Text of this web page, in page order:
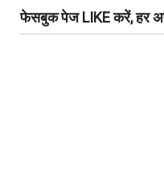
फेसबुक पेज LIKE करें, हर